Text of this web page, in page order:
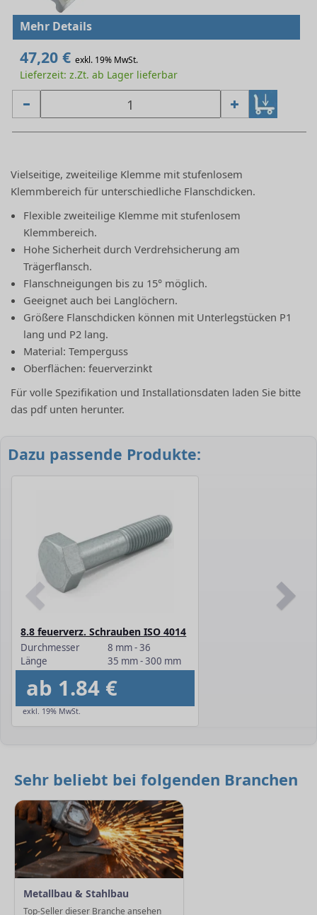
Mehr Details
47,20 € exkl. 19% MwSt.
Lieferzeit: z.Zt. ab Lager lieferbar
Vielseitige, zweiteilige Klemme mit stufenlosem
Klemmbereich für unterschiedliche Flanschdicken.
Flexible zweiteilige Klemme mit stufenlosem
Klemmbereich.
Hohe Sicherheit durch Verdrehsicherung am
Trägerflansch.
Flanschneigungen bis zu 15° möglich.
Geeignet auch bei Langlöchern.
Größere Flanschdicken können mit Unterlegstücken P1
lang und P2 lang.
Material: Temperguss
Oberflächen: feuerverzinkt
Für volle Spezifikation und Installationsdaten laden Sie bitte
das pdf unten herunter.
Dazu passende Produkte:
8.8 feuerverz. Schrauben ISO 4014
Durchmesser
8 mm - 36
Länge
35 mm - 300 mm
ab 1.84 €
exkl. 19% MwSt.
Sehr beliebt bei folgenden Branchen
Metallbau & Stahlbau
Top-Seller dieser Branche ansehen